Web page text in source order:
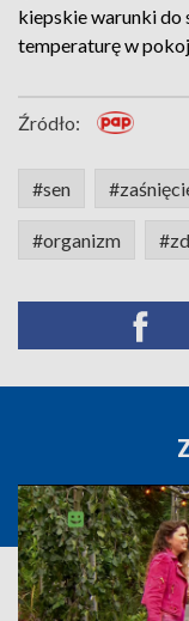
kiepskie warunki do
temperaturę w
Źródło:
#sen
#organizm